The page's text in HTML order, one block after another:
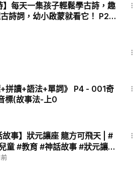
】每天一集孩子輕鬆學古詩，趣
詩詞，幼小啟蒙就看它！ P2 -
隱
拼讀+語法+單詞》 P4 - 001奇
標(故事法-上0
事】狀元讓座 龍方可飛天 | #
童 #教育 #神話故事 #狀元讓座